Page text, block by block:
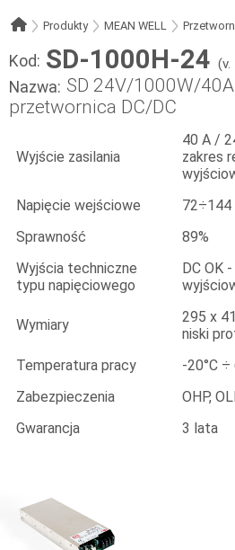
Produkty MEAN WELL
Kod: SD-1000H-24 (v.
Nazwa: SD 24V/1000W/40A
przetwornica DC/DC
Wyjście zasilania
40 A /
zakres
Napięcie wejściowe
72÷144
Sprawność
89%
Wyjścia techniczne
typu napięciowego
DC OK
Wymiary
295 x
niski
Temperatura pracy
-20°C ÷
Zabezpieczenia
OHP,
Gwarancja
3 lata